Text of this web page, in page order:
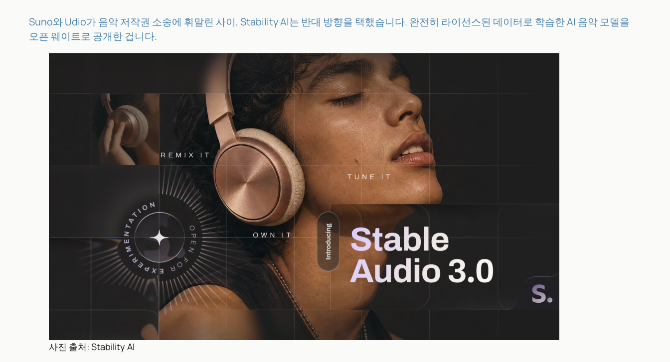
Suno와 Udio가 음악 저작권 소송에 휘말린 사이, Stability AI는 반대 방향을 택했습니다. 완전히 라이선스된 데이터로 학습한 AI 음악 모델을
오픈 웨이트로 공개한 겁니다.
사진 출처: Stability AI